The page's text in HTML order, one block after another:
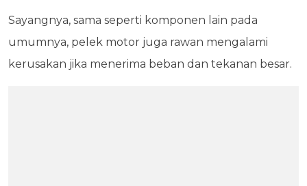
Sayangnya, sama seperti komponen lain pada
umumnya, pelek motor juga rawan mengalami
kerusakan jika menerima beban dan tekanan besar.